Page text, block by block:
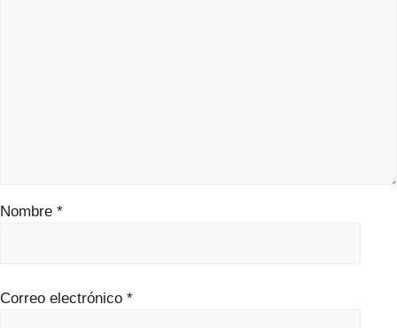
Nombre *
Correo electrónico *